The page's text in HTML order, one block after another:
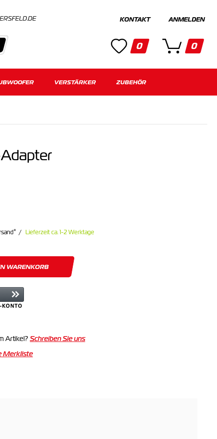
Kategorien
KONTAKT
0
ANMELDEN
0
VERSTÄRKER ZUBEHÖR
* Lieferzeit ca. 1-2 Werktage
WARENKORB
Artikel? Schreiben Sie uns